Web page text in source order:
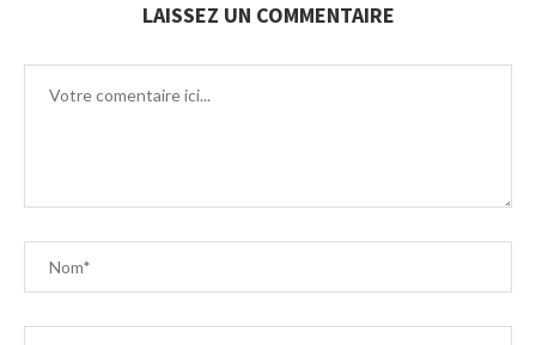
LAISSEZ UN COMMENTAIRE